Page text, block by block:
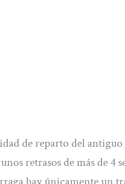
de reparto del antiguo
retrasos de más de 4